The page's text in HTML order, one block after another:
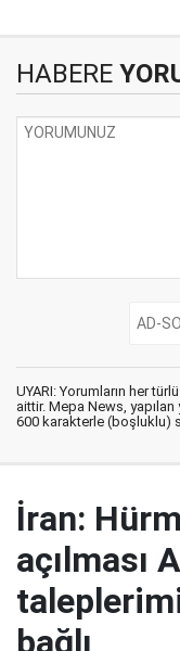
HABERE
UYARI: Yorumların her
aittir. Mepa News,
600 karakterle (boşluklu)
İran:
açılması
bağlı